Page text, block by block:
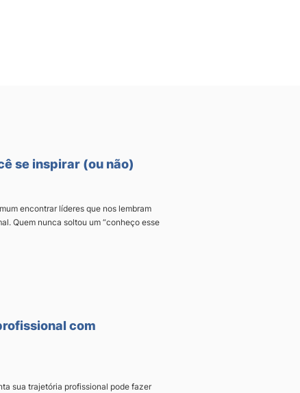
se inspirar (ou não)
encontrar líderes que nos lembram
Quem nunca soltou um “conheço esse
com
sua trajetória profissional pode fazer